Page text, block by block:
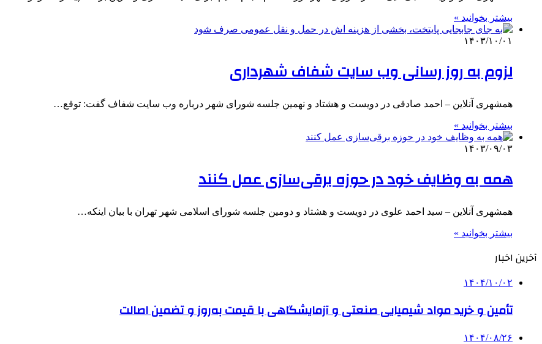
بیشتر بخوانید »
۱۴۰۳/۱۰/۰۱
لزوم به روز رسانی وب سایت شفاف شهرداری
همشهری آنلاین – احمد صادقی در دویست و هشتاد و نهمین جلسه شورای شهر درباره وب سایت شفاف گفت: توقع…
بیشتر بخوانید »
۱۴۰۳/۰۹/۰۳
همه به وظایف خود در حوزه برقی‌سازی عمل کنند
همشهری آنلاین – سید احمد علوی در دویست و هشتاد و دومین جلسه شورای اسلامی شهر تهران با بیان اینکه…
بیشتر بخوانید »
آخرین اخبار
۱۴۰۴/۱۰/۰۲
تأمین و خرید مواد شیمیایی صنعتی و آزمایشگاهی با قیمت به‌روز و تضمین اصالت
۱۴۰۴/۰۸/۲۶